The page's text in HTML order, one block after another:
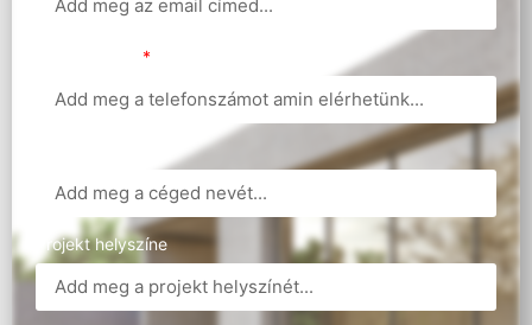
Projekt helyszíne